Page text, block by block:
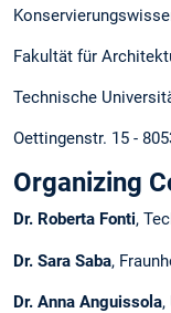
Fakultät für
Technische
Oettingenstr. 15 -
Organizing
Dr. Roberta Fonti,
Dr. Sara Saba,
Dr. Anna Anguissola,